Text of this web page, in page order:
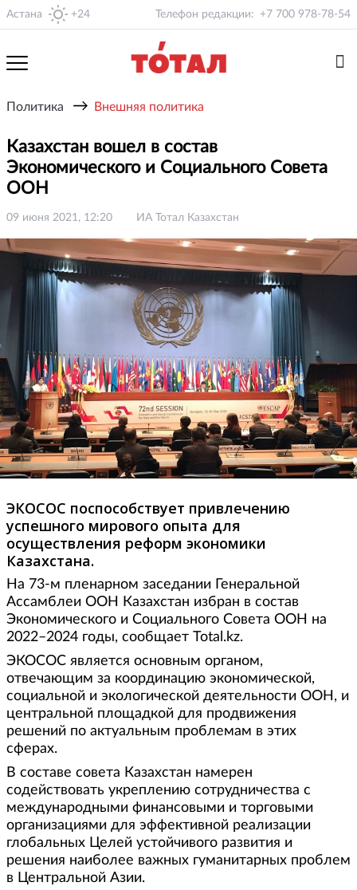
Астана +24 Телефон редакции: +7 700 978-78-54
Политика → Внешняя политика
Казахстан вошел в состав
Экономического и Социального Совета
ООН
09 июня 2021, 12:20 ИА Тотал Казахстан
ЭКОСОС поспособствует привлечению
успешного мирового опыта для
осуществления реформ экономики
Казахстана.
На 73-м пленарном заседании Генеральной
Ассамблеи ООН Казахстан избран в состав
Экономического и Социального Совета ООН на
2022–2024 годы, сообщает Total.kz.
ЭКОСОС является основным органом,
отвечающим за координацию экономической,
социальной и экологической деятельности ООН, и
центральной площадкой для продвижения
решений по актуальным проблемам в этих
сферах.
В составе совета Казахстан намерен
содействовать укреплению сотрудничества с
международными финансовыми и торговыми
организациями для эффективной реализации
глобальных Целей устойчивого развития и
решения наиболее важных гуманитарных проблем
в Центральной Азии.